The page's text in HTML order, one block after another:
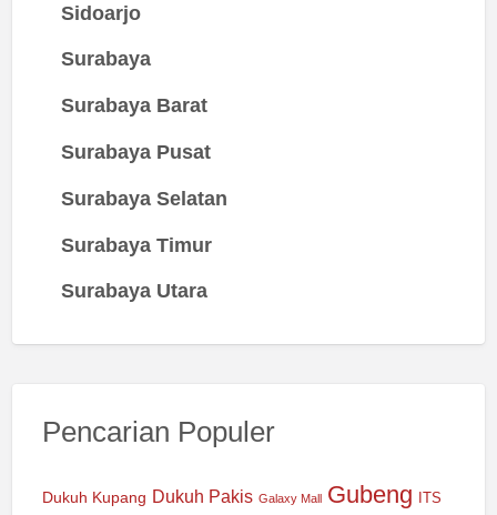
Sidoarjo
Surabaya
Surabaya Barat
Surabaya Pusat
Surabaya Selatan
Surabaya Timur
Surabaya Utara
Pencarian Populer
Dukuh Kupang Dukuh Pakis Galaxy Mall Gubeng ITS